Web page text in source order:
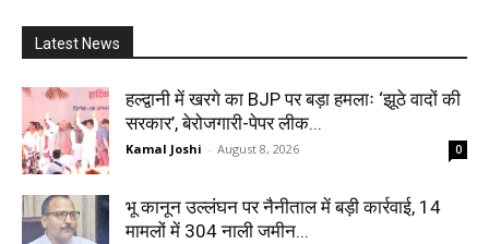
Latest News
हल्द्वानी में खरगे का BJP पर बड़ा हमलाः ‘झूठे वादों की
सरकार’, बेरोजगारी-पेपर लीक...
Kamal Joshi - August 8, 2026 0
भू कानून उल्लंघन पर नैनीताल में बड़ी कार्रवाई, 14
मामलों में 304 नाली जमीन...